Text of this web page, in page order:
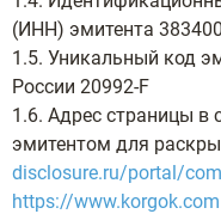
(ИНН) эмитента
1.5. Уникальный код
России 20992-F
1.6. Адрес страницы в
эмитентом для
disclosure.ru/portal/
https://www.korgok.com